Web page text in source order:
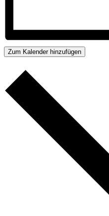
Zum Kalender hinzufügen